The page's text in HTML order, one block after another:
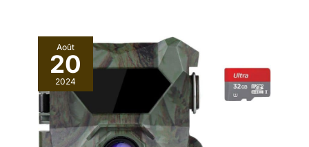
Août
20
2024